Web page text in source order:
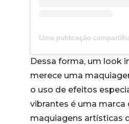
Dessa forma, um look
merece uma
o uso de efeitos
vibrantes é uma marca
maquiagens artísticas